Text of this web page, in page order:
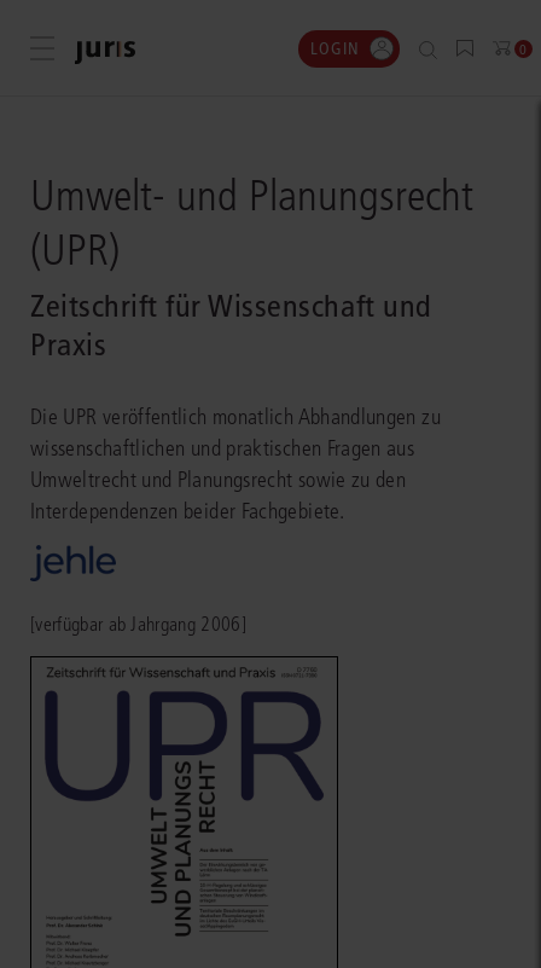
Menü öffnen LOGIN 0
Umwelt- und Planungsrecht
(UPR)
Zeitschrift für Wissenschaft und
Praxis
Die UPR veröffentlich monatlich Abhandlungen zu
wissenschaftlichen und praktischen Fragen aus
Umweltrecht und Planungsrecht sowie zu den
Interdependenzen beider Fachgebiete.
[verfügbar ab Jahrgang 2006]